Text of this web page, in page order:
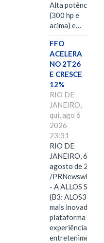
Alta potência
(300 hp e
acima) e…
FFO
ACELERA
NO 2T26
E CRESCE
12%
RIO DE
JANEIRO,
qui, ago 6
2026
23:31
RIO DE
JANEIRO, 6 de
agosto de 2026
/PRNewswire/ -
- A ALLOS S.A.
(B3: ALOS3), a
mais inovadora
plataforma de
experiências,
entretenimento,